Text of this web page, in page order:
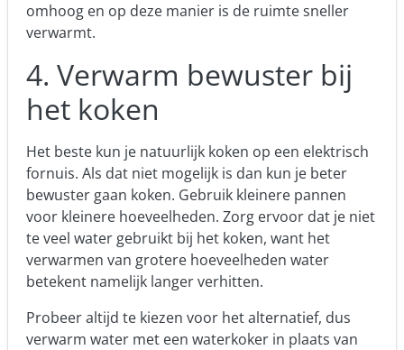
omhoog en op deze manier is de ruimte sneller
verwarmt.
4. Verwarm bewuster bij
het koken
Het beste kun je natuurlijk koken op een elektrisch
fornuis. Als dat niet mogelijk is dan kun je beter
bewuster gaan koken. Gebruik kleinere pannen
voor kleinere hoeveelheden. Zorg ervoor dat je niet
te veel water gebruikt bij het koken, want het
verwarmen van grotere hoeveelheden water
betekent namelijk langer verhitten.
Probeer altijd te kiezen voor het alternatief, dus
verwarm water met een waterkoker in plaats van